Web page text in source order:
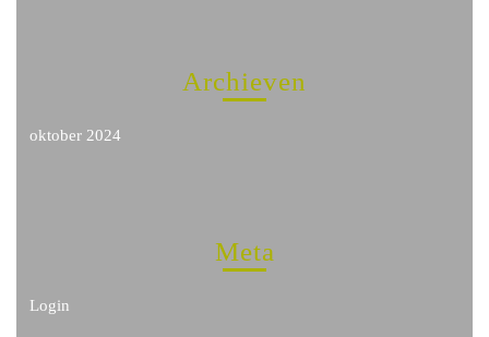
Archieven
oktober 2024
Meta
Login